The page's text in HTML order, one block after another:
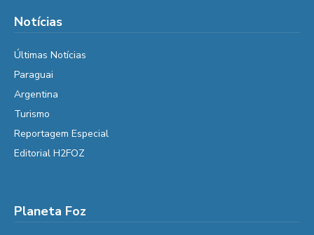
Notícias
Últimas Notícias
Paraguai
Argentina
Turismo
Reportagem Especial
Editorial H2FOZ
Planeta Foz